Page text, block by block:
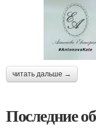
читать дальше →
Последние